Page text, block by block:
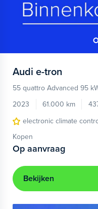
Audi e-tron
55 quattro Advanced 95
2023
61.000 km
electronic climate
Kopen
Op aanvraag
Bekijken